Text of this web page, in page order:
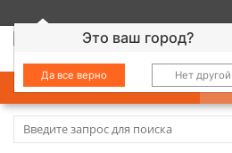
Это ваш город?
Да все верно Нет другой
КАТАЛОГ
Замочно-скобяные изделия